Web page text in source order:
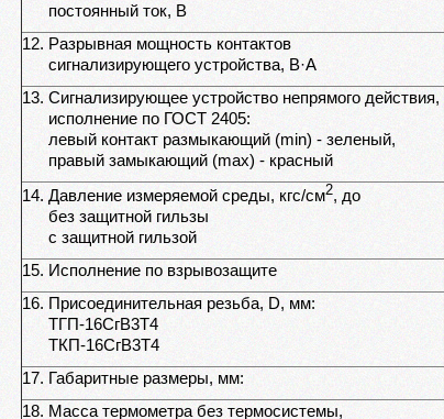
постоянный ток, В
12. Разрывная мощность контактов
сигнализирующего устройства, В·А
13. Сигнализирующее устройство непрямого действия,
исполнение по ГОСТ 2405:
левый контакт размыкающий (min) - зеленый,
правый замыкающий (max) - красный
14. Давление измеряемой среды, кгс/см2, до
без защитной гильзы
с защитной гильзой
15. Исполнение по взрывозащите
16. Присоединительная резьба, D, мм:
ТГП-16СгВ3Т4
ТКП-16СгВ3Т4
17. Габаритные размеры, мм:
18. Масса термометра без термосистемы,